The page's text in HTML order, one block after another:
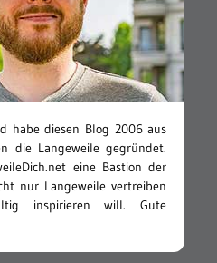
habe diesen Blog 2006 aus
die Langeweile gegründet.
eine Bastion der
nur Langeweile vertreiben
inspirieren will. Gute